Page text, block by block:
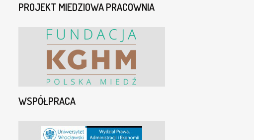
PROJEKT MIEDZIOWA PRACOWNIA
WSPÓŁPRACA